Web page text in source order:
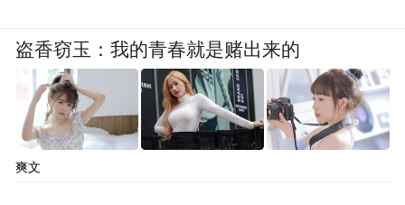
盗香窃玉：我的青春就是赌出来的
爽文